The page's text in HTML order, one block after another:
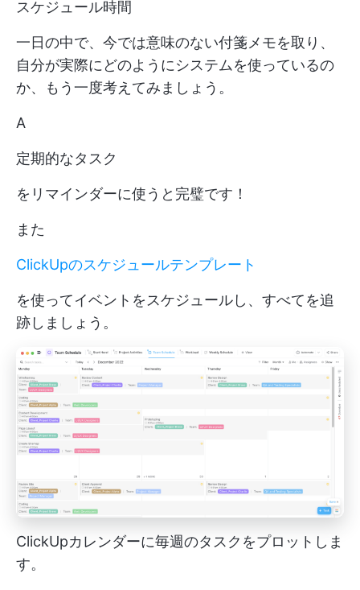
スケジュール時間
一日の中で、今では意味のない付箋メモを取り、
自分が実際にどのようにシステムを使っているの
か、もう一度考えてみましょう。
A
定期的なタスク
をリマインダーに使うと完璧です！
また
ClickUpのスケジュールテンプレート
を使ってイベントをスケジュールし、すべてを追
跡しましょう。
ClickUpカレンダーに毎週のタスクをプロットしま
す。